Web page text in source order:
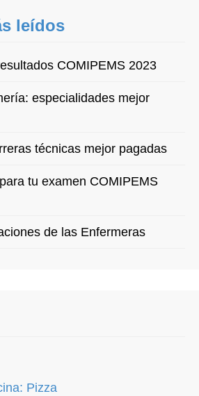
leídos
COMIPEMS 2023
especialidades mejor
técnicas mejor pagadas
tu examen COMIPEMS
de las Enfermeras
Pizza